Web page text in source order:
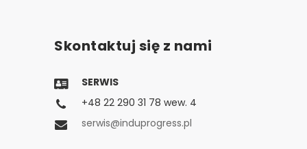
Skontaktuj się z nami
SERWIS
+48 22 290 31 78 wew. 4
serwis@induprogress.pl